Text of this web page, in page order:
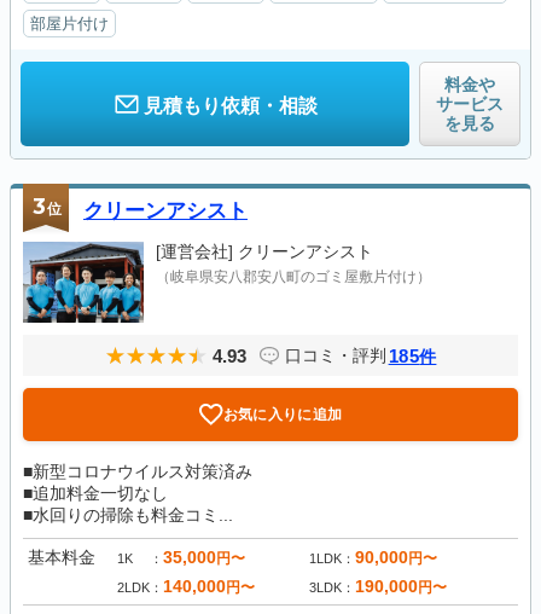
部屋片付け
見積もり依頼・相談
料金や
サービス
を見る
3位 クリーンアシスト
[運営会社] クリーンアシスト
（岐阜県安八郡安八町のゴミ屋敷片付け）
4.93 口コミ・評判 185件
お気に入りに追加
■新型コロナウイルス対策済み
■追加料金一切なし
■水回りの掃除も料金コミ...
基本料金 1K 35,000円〜 1LDK 90,000円〜
2LDK 140,000円〜 3LDK 190,000円〜